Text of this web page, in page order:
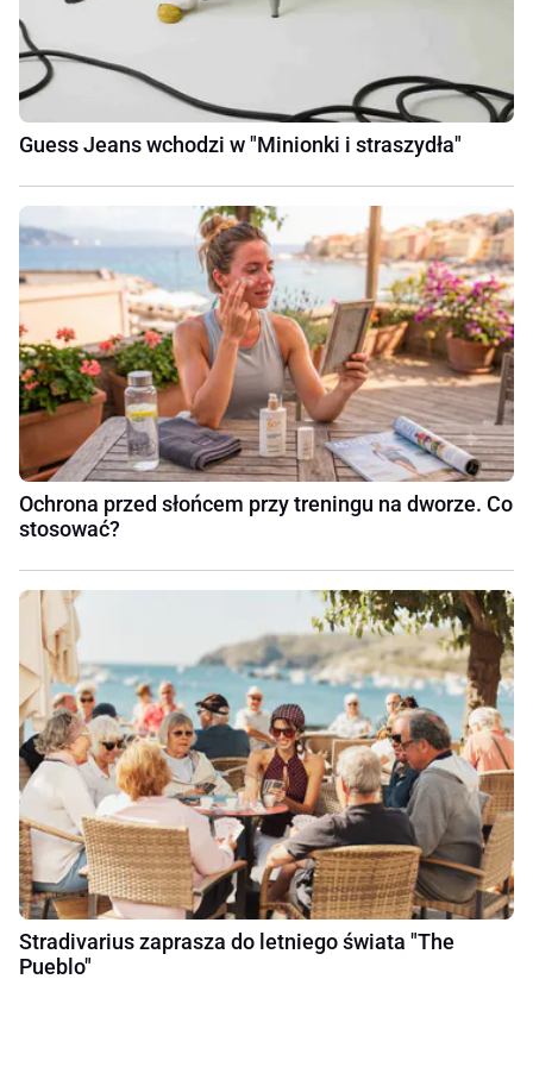
Guess Jeans wchodzi w "Minionki i straszydła"
Ochrona przed słońcem przy treningu na dworze. Co
stosować?
Stradivarius zaprasza do letniego świata "The
Pueblo"